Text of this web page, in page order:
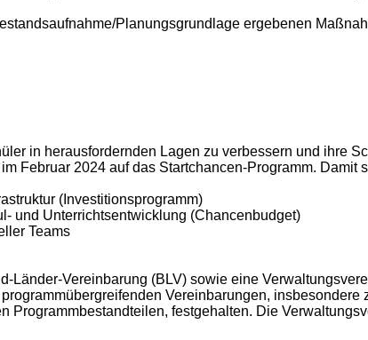
Planungsgrundlage ergebenen
in herausfordernden Lagen zu verbessern und ihre
Februar 2024 auf das Startchancen-Programm.
(Investitionsprogramm)
und Unterrichtsentwicklung (Chancenbudget)
Teams
Länder-Vereinbarung (BLV) sowie eine
Vereinbarungen,
Programmbestandteilen, festgehalten. Die